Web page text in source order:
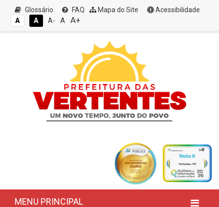
Glossário FAQ Mapa do Site
Acessibilidade
A
A A- A A+
MENU PRINCIPAL